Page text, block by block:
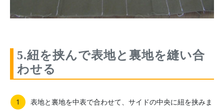
5.紐を挟んで表地と裏地を縫い合
わせる
表地と裏地を中表で合わせて、サイドの中央に紐を挟みま